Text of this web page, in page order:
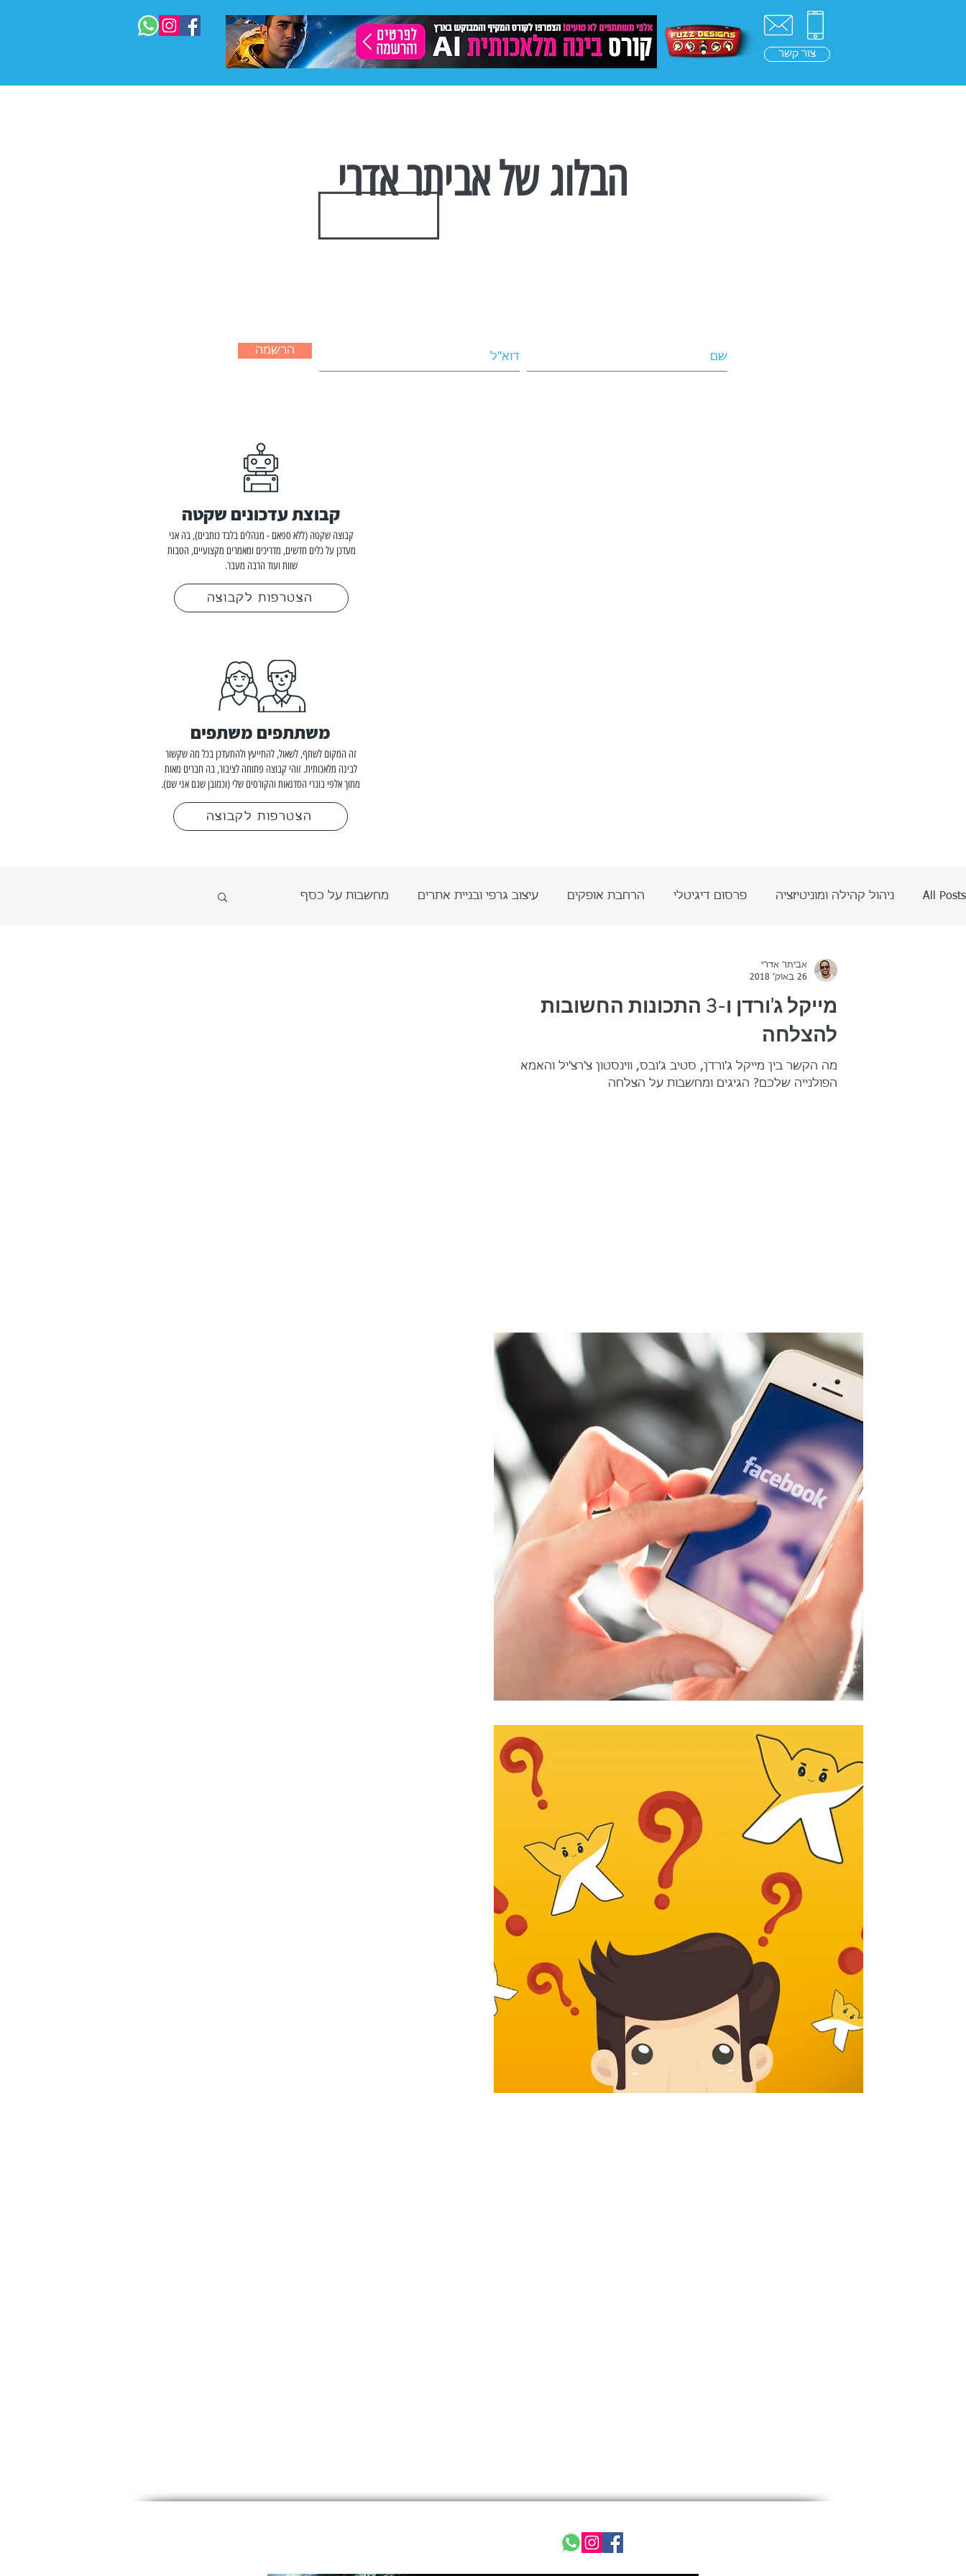
צור קשר
הבלוג של אביתר אדרי
הרשמה
קבוצת עדכונים שקטה
קבוצה שקטה (ללא ספאם - מנהלים בלבד כותבים), בה אני
מעדכן על כלים חדשים, מדריכים ומאמרים מקצועיים, הטבות
שוות ועוד הרבה מעבר.
הצטרפות לקבוצה
משתתפים משתפים
זה המקום לשתף, לשאול, להתייעץ ולהתעדכן בכל מה שקשור
לבינה מלאכותית. זוהי קבוצה פתוחה לציבור, בה חברים מאות
מתוך אלפי בוגרי הסדנאות והקורסים שלי (וכמובן שגם אני שם).
הצטרפות לקבוצה
All Posts ניהול קהילה ומוניטיזציה פרסום דיגיטלי הרחבת אופקים עיצוב גרפי ובניית אתרים מחשבות על כסף
מייקל ג'ורדן ו-3 התכונות החשובות
להצלחה
מה הקשר בין מייקל ג'ורדן, סטיב ג'ובס, ווינסטון צ'רצ'יל והאמא
הפולנייה שלכם? הגיגים ומחשבות על הצלחה
אביתר אדרי
26 באוק׳ 2018
המדריך המלא לפרסום בפייסבוק
כל מה שרצית לדעת על פרסום בפייסבוק ולא העזת לשאול!
המדריך המלא לפרסום בפייסבוק - המדריך הראשון והאחרון
שתצטרכו והכל בחינם לגמרי!
אביתר אדרי
היתרונות של אתרי וויקס WIX
מדוע כדאי לי לבנות אתר בוויקס? הרשת מלאה במיתוסים מוטעים
אודות וויקס, אך למערכת זו יתרונות אדירים: הקמת אתרים
מדהימים, זולים במהירות ובנוחות
אביתר אדרי
24 ביולי 2018